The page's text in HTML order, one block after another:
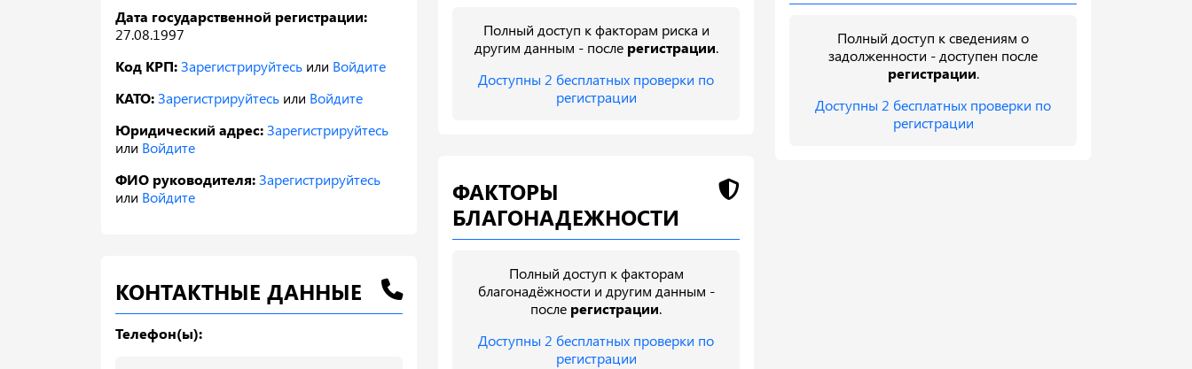
Дата государственной регистрации:
27.08.1997
Код КРП:Зарегистрируйтесь или Войдите
КАТО:Зарегистрируйтесь или Войдите
Юридический адрес:Зарегистрируйтесь
или Войдите
ФИО руководителя:Зарегистрируйтесь
или Войдите
КОНТАКТНЫЕ ДАННЫЕ
Телефон(ы):
Полный доступ к факторам риска и
другим данным - после регистрации.
Доступны 2 бесплатных проверки по
регистрации
ФАКТОРЫ
БЛАГОНАДЕЖНОСТИ
Полный доступ к факторам
благонадёжности и другим данным -
после регистрации.
Доступны 2 бесплатных проверки по
регистрации
Полный доступ к сведениям о
задолженности - доступен после
регистрации.
Доступны 2 бесплатных проверки по
регистрации